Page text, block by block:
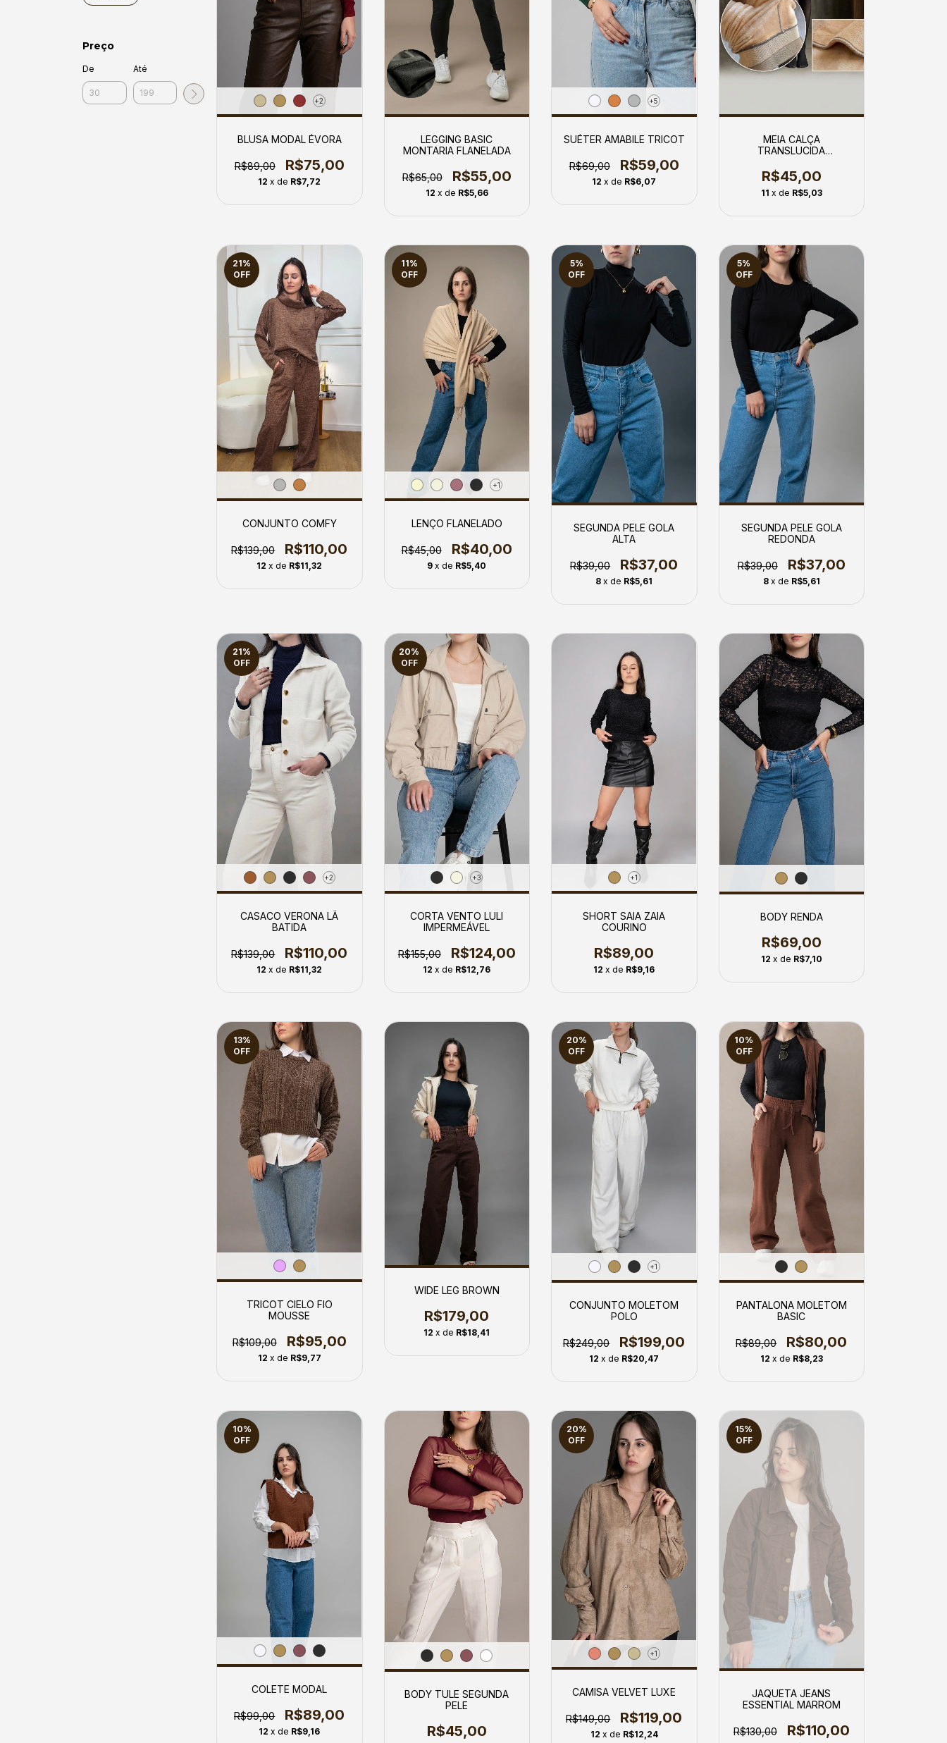
Preço
De Até
+2
BLUSA MODAL ÉVORA
R$89,00 R$75,00
12 x de R$7,72
LEGGING BASIC
MONTARIA FLANELADA
R$65,00 R$55,00
12 x de R$5,66
+5
SUÉTER AMABILE TRICOT
R$69,00 R$59,00
12 x de R$6,07
MEIA CALÇA
TRANSLUCIDA
R$45,00
11 x de R$5,03
21%
OFF
CONJUNTO COMFY
R$139,00 R$110,00
12 x de R$11,32
11%
OFF
+1
LENÇO FLANELADO
R$45,00 R$40,00
9 x de R$5,40
5%
OFF
SEGUNDA PELE GOLA
ALTA
R$39,00 R$37,00
8 x de R$5,61
5%
OFF
SEGUNDA PELE GOLA
REDONDA
R$39,00 R$37,00
8 x de R$5,61
21%
OFF
+2
CASACO VERONA LÃ
BATIDA
R$139,00 R$110,00
12 x de R$11,32
20%
OFF
+3
CORTA VENTO LULI
IMPERMEÁVEL
R$155,00 R$124,00
12 x de R$12,76
+1
SHORT SAIA ZAIA
COURINO
R$89,00
12 x de R$9,16
BODY RENDA
R$69,00
12 x de R$7,10
13%
OFF
TRICOT CIELO FIO
MOUSSE
R$109,00 R$95,00
12 x de R$9,77
WIDE LEG BROWN
R$179,00
12 x de R$18,41
20%
OFF
+1
CONJUNTO MOLETOM
POLO
R$249,00 R$199,00
12 x de R$20,47
10%
OFF
PANTALONA MOLETOM
BASIC
R$89,00 R$80,00
12 x de R$8,23
10%
OFF
COLETE MODAL
R$99,00 R$89,00
12 x de R$9,16
BODY TULE SEGUNDA
PELE
R$45,00
20%
OFF
+1
CAMISA VELVET LUXE
R$149,00 R$119,00
12 x de R$12,24
15%
OFF
JAQUETA JEANS
ESSENTIAL MARROM
R$130,00 R$110,00